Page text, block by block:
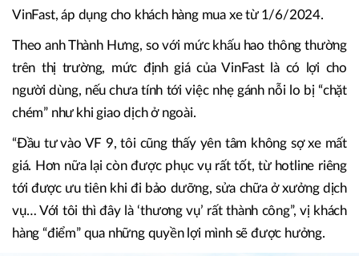
VinFast, áp dụng cho khách hàng mua xe từ 1/6/2024.
Theo anh Thành Hưng, so với mức khấu hao thông thường
trên thị trường, mức định giá của VinFast là có lợi cho
người dùng, nếu chưa tính tới việc nhẹ gánh nỗi lo bị “chặt
chém” như khi giao dịch ở ngoài.
“Đầu tư vào VF 9, tôi cũng thấy yên tâm không sợ xe mất
giá. Hơn nữa lại còn được phục vụ rất tốt, từ hotline riêng
tới được ưu tiên khi đi bảo dưỡng, sửa chữa ở xưởng dịch
vụ… Với tôi thì đây là ‘thương vụ’ rất thành công”, vị khách
hàng “điểm” qua những quyền lợi mình sẽ được hưởng.